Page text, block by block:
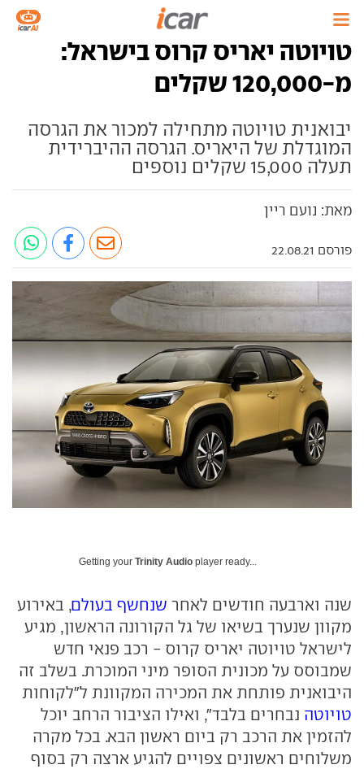
טויוטה יאריס קרוס בישראל:
מ-120,000 שקלים
יבואנית טויוטה מתחילה למכור את הגרסה
המוגדלת של היאריס. הגרסה ההיברידית
תעלה 15,000 שקלים נוספים
מאת: נועם ריין
פורסם 22.08.21
Getting your Trinity Audio player ready...
שנה וארבעה חודשים לאחר שנחשף בעולם, באירוע
מקוון שנערך בשיאו של גל הקורונה הראשון, מגיע
לישראל טויוטה יאריס קרוס - רכב פנאי חדש
שמבוסס על מכונית הסופר מיני המוכרת. בשלב זה
היבואנית פותחת את המכירה המקוונת ל"לקוחות
טויוטה נבחרים בלבד", ואילו הציבור הרחב יוכל
להזמין את הרכב רק ביום ראשון הבא. בכל מקרה
משלוחים ראשונים צפויים להגיע ארצה רק בסוף